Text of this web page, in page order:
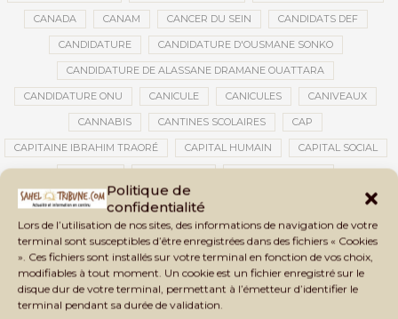
Politique de
confidentialité
Lors de l’utilisation de nos sites, des informations de navigation de votre
terminal sont susceptibles d’être enregistrées dans des fichiers « Cookies
». Ces fichiers sont installés sur votre terminal en fonction de vos choix,
modifiables à tout moment. Un cookie est un fichier enregistré sur le
disque dur de votre terminal, permettant à l’émetteur d’identifier le
terminal pendant sa durée de validation.
CANADA CANAM CANCER DU SEIN CANDIDATS DEF
CANDIDATURE CANDIDATURE D'OUSMANE SONKO
CANDIDATURE DE ALASSANE DRAMANE OUATTARA
CANDIDATURE ONU CANICULE CANICULES CANIVEAUX
CANNABIS CANTINES SCOLAIRES CAP
CAPITAINE IBRAHIM TRAORÉ CAPITAL HUMAIN CAPITAL SOCIAL
CARTE D’IDENTITÉ BIOMÉTRIQUE CARTE NINA CARTONS ROUGES
CASABLANCA CATASTROPHE CATASTROPHE NATURELLE
CATASTROPHES CLIMATIQUES CATASTROPHES NATURELLES
CAUTION 10 000 DOLLARS CAUTION DE VISA CDAT CECOGEC
CÉDÉAO CEDEAO CEI CÉLÉBRATION NATIONALE